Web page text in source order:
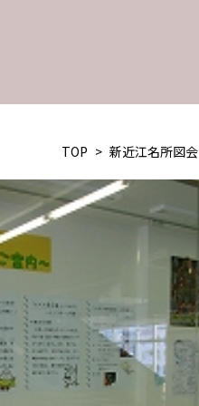
TOP > 新近江名所図会